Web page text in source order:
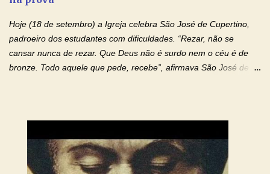
drogas, c...
Hoje (18 de setembro) a Igreja celebra São José de Cupertino,
padroeiro dos estudantes com dificuldades. “Rezar, não se
cansar nunca de rezar. Que Deus não é surdo nem o céu é de
bronze. Todo aquele que pede, recebe”, afirmava São José de
mim o teu fervor, a tua sabedoria e a tua fé. Mostra tua bondade,
ajudando-me e eu me esforçarei para imitar tuas virtudes.
Glória… Amável protetor meu, o estudo geralmente é difícil, duro